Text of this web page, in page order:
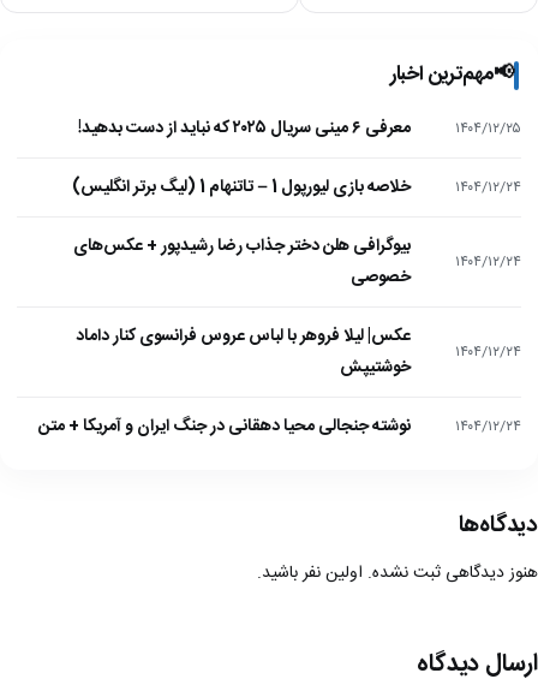
📢مهم‌ترین اخبار
۱۴۰۴/۱۲/۲۵ معرفی ۶ مینی سریال ۲۰۲۵ که نباید از دست بدهید!
۱۴۰۴/۱۲/۲۴ خلاصه بازی لیورپول 1 – تاتنهام 1 (لیگ برتر انگلیس)
۱۴۰۴/۱۲/۲۴
بیوگرافی هلن دختر جذاب رضا رشیدپور + عکس‌های
خصوصی
۱۴۰۴/۱۲/۲۴
عکس| لیلا فروهر با لباس عروس فرانسوی کنار داماد
خوشتیپش
۱۴۰۴/۱۲/۲۴ نوشته جنجالی محیا دهقانی در جنگ ایران و آمریکا + متن
دیدگاه‌ها
هنوز دیدگاهی ثبت نشده. اولین نفر باشید.
ارسال دیدگاه